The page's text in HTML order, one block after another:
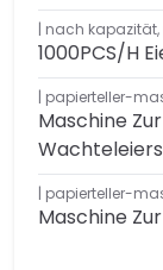
nach kapazität,
1000PCS/H
papierteller-
Maschine
papierteller-
Maschine